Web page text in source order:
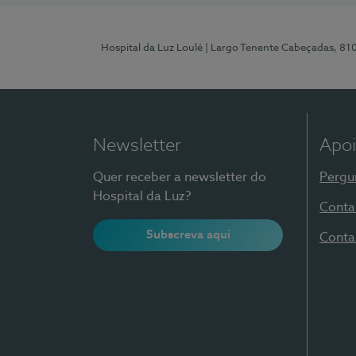
Hospital da Luz Loulé | Largo Tenente Cabeçadas,
Newsletter
Quer receber a newsletter do
Hospital da Luz?
Subscreva aqui